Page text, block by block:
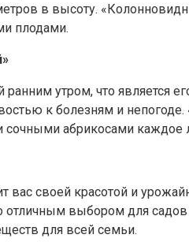
в высоту.
плодами.
ранним утром, что
к болезням и
сочными абрикосами каждое
вас своей красотой и
выбором для
для всей семьи.